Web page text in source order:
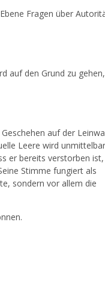
Fragen über
auf den Grund zu
auf der
Leere wird unmittelbar
er bereits verstorben
Stimme fungiert als
sondern vor allem die